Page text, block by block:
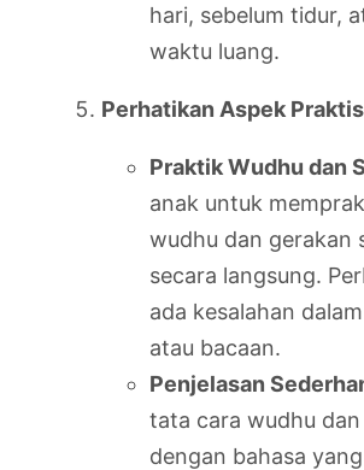
hari, sebelum tidur,
waktu luang.
Perhatikan Aspek
Praktik Wudhu dan
anak untuk
wudhu dan gerakan
secara langsung.
ada kesalahan
atau bacaan.
Penjelasan
tata cara wudhu
dengan bahasa